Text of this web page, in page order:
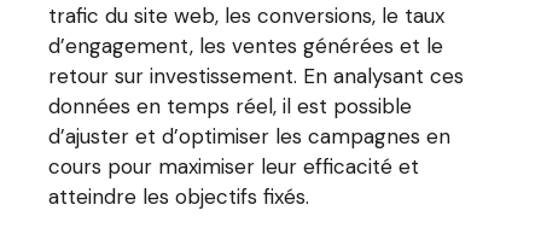
trafic du site web, les conversions, le taux
d’engagement, les ventes générées et le
retour sur investissement. En analysant ces
données en temps réel, il est possible
d’ajuster et d’optimiser les campagnes en
cours pour maximiser leur efficacité et
atteindre les objectifs fixés.